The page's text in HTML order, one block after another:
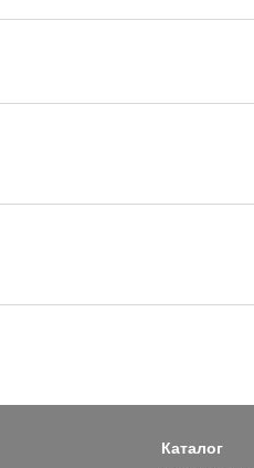
Каталог